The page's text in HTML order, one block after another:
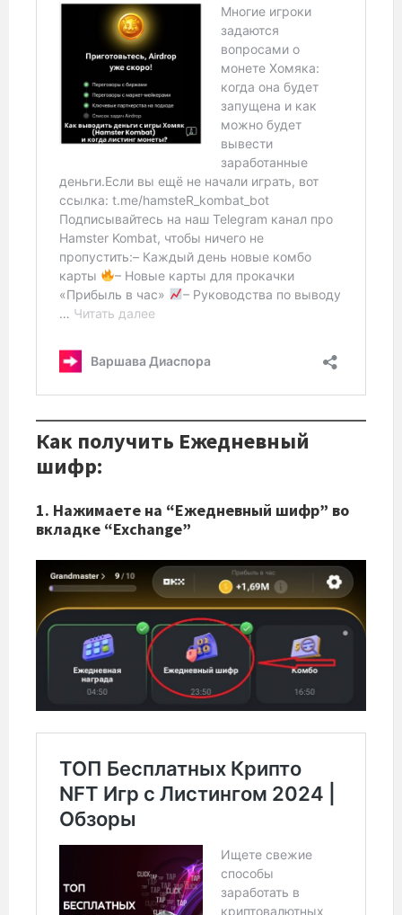
Как получить Ежедневный
шифр:
1. Нажимаете на “Ежедневный шифр” во
вкладке “Exchange”